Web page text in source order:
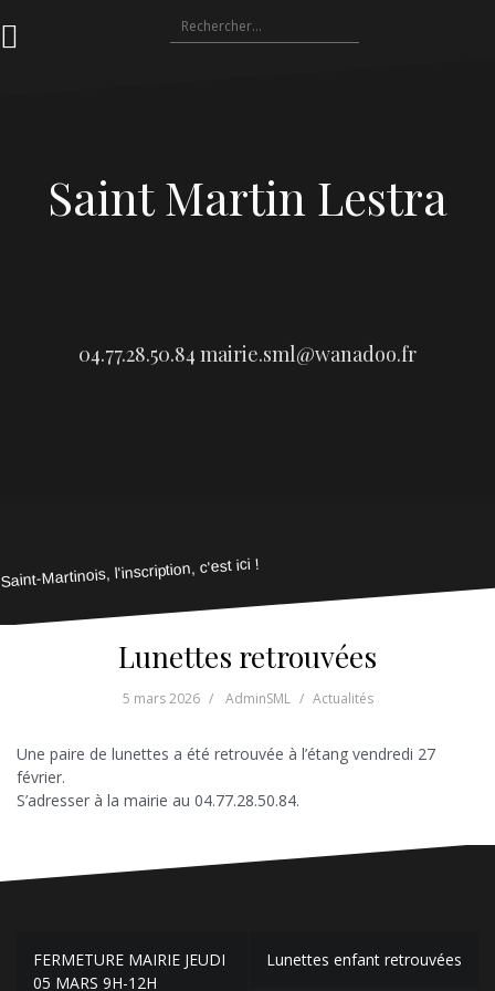
au
Rechercher :
Saint Martin Lestra
04.77.28.50.84 mairie.sml@wanadoo.fr
Saint-Martinois, l'inscription, c'est ici !
Lunettes retrouvées
5 mars 2026 AdminSML Actualités
Une paire de lunettes a été retrouvée à l’étang vendredi 27
février.
S’adresser à la mairie au 04.77.28.50.84.
Navigation
FERMETURE MAIRIE JEUDI
05 MARS 9H-12H
Lunettes enfant retrouvées